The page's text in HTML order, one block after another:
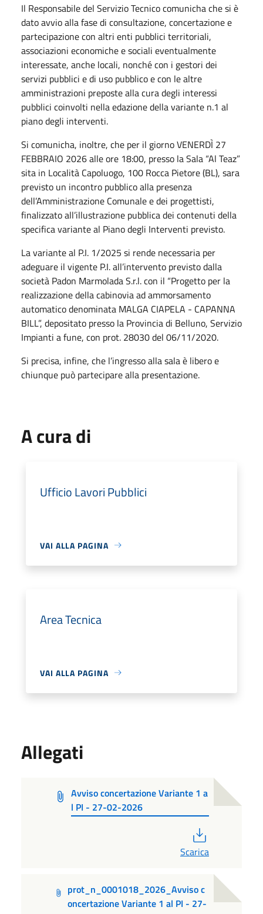
Il Responsabile del Servizio Tecnico comunicha che si è
dato avvio alla fase di consultazione, concertazione e
partecipazione con altri enti pubblici territoriali,
associazioni economiche e sociali eventualmente
interessate, anche locali, nonché con i gestori dei
servizi pubblici e di uso pubblico e con le altre
amministrazioni preposte alla cura degli interessi
pubblici coinvolti nella edazione della variante n.1 al
piano degli interventi.
Si comunicha, inoltre, che per il giorno VENERDÌ 27
FEBBRAIO 2026 alle ore 18:00, presso la Sala “Al Teaz”
sita in Località Capoluogo, 100 Rocca Pietore (BL), sara
previsto un incontro pubblico alla presenza
dell’Amministrazione Comunale e dei progettisti,
finalizzato all’illustrazione pubblica dei contenuti della
specifica variante al Piano degli Interventi previsto.
La variante al P.I. 1/2025 si rende necessaria per
adeguare il vigente P.I. all’intervento previsto dalla
società Padon Marmolada S.r.l. con il “Progetto per la
realizzazione della cabinovia ad ammorsamento
automatico denominata MALGA CIAPELA - CAPANNA
BILL”, depositato presso la Provincia di Belluno, Servizio
Impianti a fune, con prot. 28030 del 06/11/2020.
Si precisa, infine, che l’ingresso alla sala è libero e
chiunque può partecipare alla presentazione.
A cura di
Ufficio Lavori Pubblici
VAI ALLA PAGINA
Area Tecnica
VAI ALLA PAGINA
Allegati
Avviso concertazione Variante 1 a
l PI - 27-02-2026
Scarica
prot_n_0001018_2026_Avviso c
oncertazione Variante 1 al PI - 27-